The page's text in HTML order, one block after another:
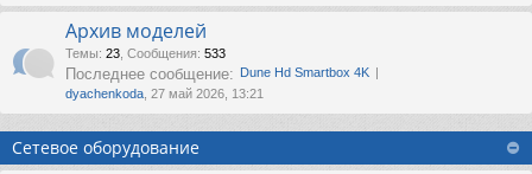
Архив моделей
Темы: 23 Сообщения: 533
Последнее сообщение: Dune Hd Smartbox 4K
dyachenkoda , 27 май 2026, 13:21
Сетевое оборудование